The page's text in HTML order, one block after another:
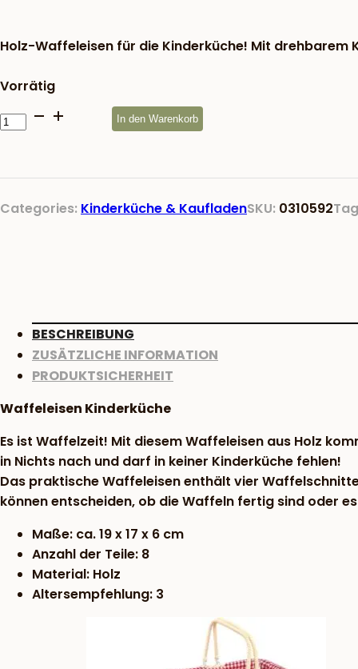
24,83 €
Holz-Waffeleisen für die Kinderküche! Mit
Vorrätig
Waffeleisen
Kinderküche
In den Warenkorb
Categories: Kinderküche & KaufladenSKU: 0310592
BESCHREIBUNG
ZUSÄTZLICHE INFORMATION
PRODUKTSICHERHEIT
Waffeleisen Kinderküche
Es ist Waffelzeit! Mit diesem Waffeleisen aus Holz
in Nichts nach und darf in keiner Kinderküche fehlen!
Das praktische Waffeleisen enthält vier
können entscheiden, ob die Waffeln fertig sind oder
Maße: ca. 19 x 17 x 6 cm
Anzahl der Teile: 8
Material: Holz
Altersempfehlung: 3